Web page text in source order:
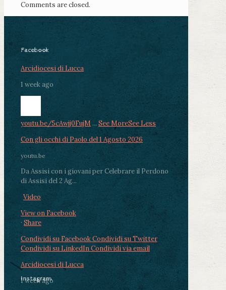
Comments are closed.
Facebook
Arcidiocesi di Lucca
1 week ago
youtu.be/5cAwjj0FujM ... See MoreSee Less
Con gli occhi di Paolo del 1 Agosto 2026
youtu.be
Da Assisi con i giovani per Celebrare il Perdono
di Assisi del 2 Ag...
Video
View on Facebook
· Share
Condividi su FacebookCondividi su Twitter
Condividi su LinkedInCondividi via email
Arcidiocesi di Lucca
1 week ago
Instagram